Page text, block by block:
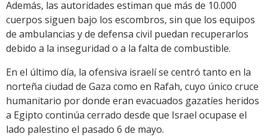
Además, las autoridades estiman que más de 10.000
cuerpos siguen bajo los escombros, sin que los equipos
de ambulancias y de defensa civil puedan recuperarlos
debido a la inseguridad o a la falta de combustible.
En el último día, la ofensiva israelí se centró tanto en la
norteña ciudad de Gaza como en Rafah, cuyo único cruce
humanitario por donde eran evacuados gazatíes heridos
a Egipto continúa cerrado desde que Israel ocupase el
lado palestino el pasado 6 de mayo.